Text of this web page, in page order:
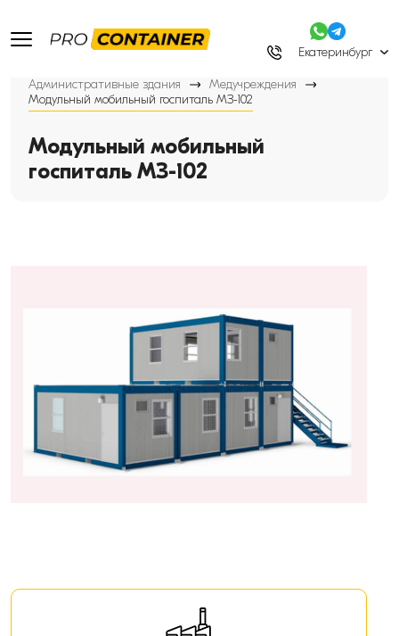
Екатеринбург
Административные здания
Медучреждения
Модульный мобильный госпиталь МЗ-102
Модульный мобильный
госпиталь МЗ-102